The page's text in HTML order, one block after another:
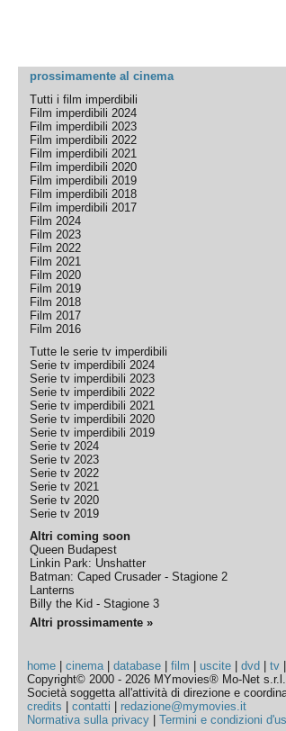
prossimamente al cinema
Tutti i film imperdibili
Film imperdibili 2024
Film imperdibili 2023
Film imperdibili 2022
Film imperdibili 2021
Film imperdibili 2020
Film imperdibili 2019
Film imperdibili 2018
Film imperdibili 2017
Film 2024
Film 2023
Film 2022
Film 2021
Film 2020
Film 2019
Film 2018
Film 2017
Film 2016
Tutte le serie tv imperdibili
Serie tv imperdibili 2024
Serie tv imperdibili 2023
Serie tv imperdibili 2022
Serie tv imperdibili 2021
Serie tv imperdibili 2020
Serie tv imperdibili 2019
Serie tv 2024
Serie tv 2023
Serie tv 2022
Serie tv 2021
Serie tv 2020
Serie tv 2019
Altri coming soon
Queen Budapest
Linkin Park: Unshatter
Batman: Caped Crusader - Stagione 2
Lanterns
Billy the Kid - Stagione 3
Altri prossimamente »
home |cinema|database |film |uscite |dvd |tv
Copyright© 2000 - 2026 MYmovies® Mo-Net
Società soggetta all'attività di direzione e
credits |contatti
redazione@mymovies.it
Normativa sulla privacy |Termini e condizioni